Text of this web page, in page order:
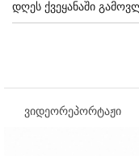
დღეს ქვეყანაში
ვიდეორეპორტაჟი